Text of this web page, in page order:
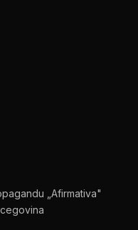
„Afirmativa"